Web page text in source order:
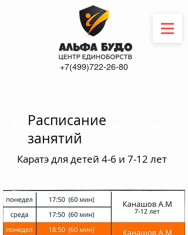
+7(499)722-26-80
Расписание тренировок
Расписание
занятий
Каратэ для детей 4-6 и 7-12 лет